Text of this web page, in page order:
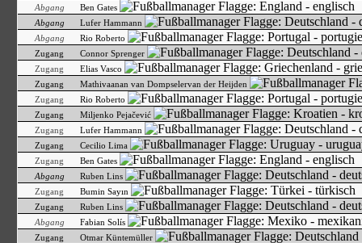
Abgang
Ben Gates
Abgang
Lufer Hammann
Abgang
Rio Roberto
Zugang
Connor Sprenger
Zugang
Elias Vasco
Zugang
Mathivaanan van Dompselervan der Heijden
Zugang
Rio Roberto
Zugang
Miljenko Pejačević
Zugang
Lufer Hammann
Zugang
Cecilio Lima
Zugang
Ben Gates
Abgang
Ruben Lins
Zugang
Bumin Sayın
Zugang
Ruben Lins
Abgang
Fabian Solís
Zugang
Otmar Küntemüller